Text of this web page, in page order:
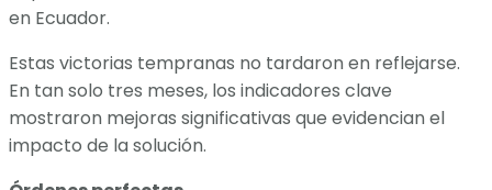
en Ecuador.
Estas victorias tempranas no tardaron en reflejarse.
En tan solo tres meses, los indicadores clave
mostraron mejoras significativas que evidencian el
impacto de la solución.